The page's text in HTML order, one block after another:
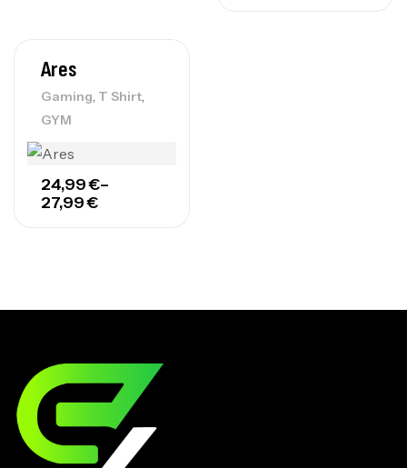
Ares
Gaming, T Shirt,
GYM
24,99€–
27,99€